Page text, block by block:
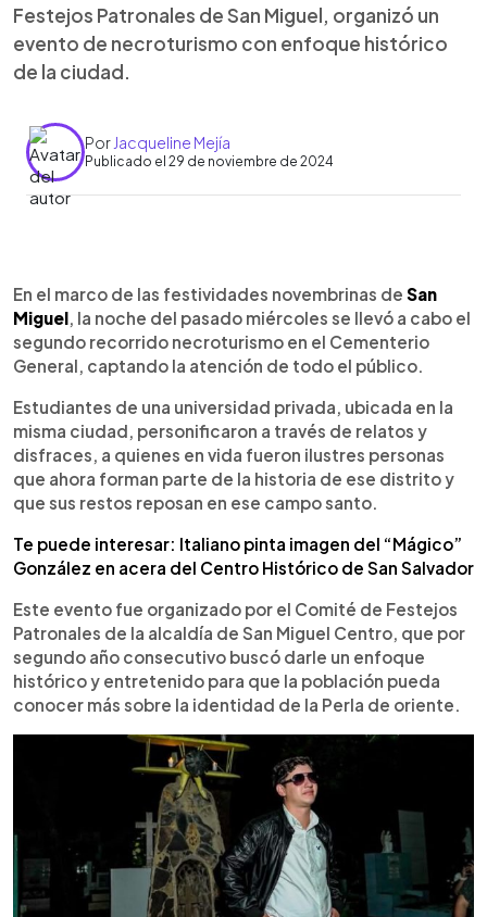
Festejos Patronales de San Miguel, organizó un
evento de necroturismo con enfoque histórico
de la ciudad.
Por Jacqueline Mejía
Publicado el 29 de noviembre de 2024
Escuchar artículo
En el marco de las festividades novembrinas de San
Miguel, la noche del pasado miércoles se llevó a cabo el
segundo recorrido necroturismo en el Cementerio
General, captando la atención de todo el público.
Estudiantes de una universidad privada, ubicada en la
misma ciudad, personificaron a través de relatos y
disfraces, a quienes en vida fueron ilustres personas
que ahora forman parte de la historia de ese distrito y
que sus restos reposan en ese campo santo.
Te puede interesar: Italiano pinta imagen del “Mágico”
González en acera del Centro Histórico de San Salvador
Este evento fue organizado por el Comité de Festejos
Patronales de la alcaldía de San Miguel Centro, que por
segundo año consecutivo buscó darle un enfoque
histórico y entretenido para que la población pueda
conocer más sobre la identidad de la Perla de oriente.